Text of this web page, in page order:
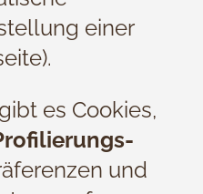
einer
es Cookies,
und